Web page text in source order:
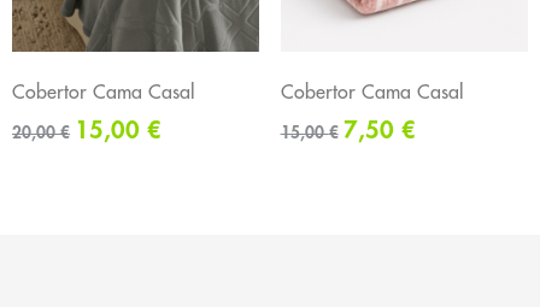
Cobertor Cama Casal
20,00€ 15,00 €
Cobertor Cama Casal
15,00€ 7,50 €